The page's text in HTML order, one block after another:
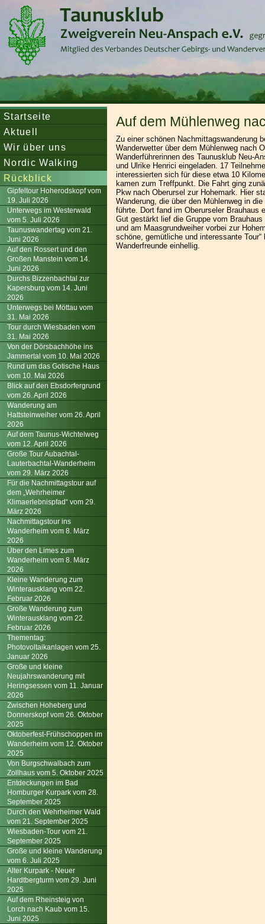
Startseite
Aktuell
Wir über uns
Nordic Walking
Rückblick
Gipfeltour Hoherodskopf vom
19. Juli 2026
Unterwegs im Westerwald
vom 5. Juli 2026
Taunuswandertag vom 21.
Juni 2026
Auf den Rossert und den
Großen Manstein vom 14.
Juni 2026
Durchs Bizzenbachtal zur
Kapersburg vom 14. Juni
2026
Unterwegs bei Möttau vom
31. Mai 2026
Tour durch Wiesbaden vom
31. Mai 2026
Von der Dörsbachhöhe ins
Jammertal vom 10. Mai 2026
Rund um das Gotische Haus
vom 10. Mai 2026
Blick auf den Ebsdorfergrund
vom 26. April 2026
Wanderung am
Hattsteinweiher vom 26. April
2026
Auf dem Taunus-Wichtelweg
vom 12. April 2026
Große Tour Aubachtal-
Lauterbachtal-Wanderheim
vom 29. März 2026
Für die Nachmittagstour auf
dem „Wehrheimer
Klimaerlebnispfad“ vom 29.
März 2026
Nachmittagstour ins
Wanderheim vom 8. März
2026
Über den Limes zum
Wanderheim vom 8. März
2026
Kleine Wanderung zum
Winterausklang vom 22.
Februar 2026
Große Wanderung zum
Winterausklang vom 22.
Februar 2026
Thementag:
Photovoltaikanlagen vom 25.
Januar 2026
Große und kleine
Neujahrswanderung mit
Heringsessen vom 11. Januar
2026
Zwischen Hoheberg und
Donnerskopf vom 26. Oktober
2025
Oktoberfest-Frühschoppen im
Wanderheim vom 12. Oktober
2025
Von Burgschwalbach zum
Zollhaus vom 5. Oktober 2025
Entdeckungen im Bad
Homburger Kurpark vom 28.
September 2025
Durch den Wehrheimer Wald
vom 21. September 2025
Wiesbaden-Tour vom 21.
September 2025
Große und kleine Wanderung
vom 6. Juli 2025
Alter Kurpark - Neuer
Hardtbergturm vom 29. Juni
2025
Auf dem Rheinsteig von
Lorch nach Kaub vom 15.
Juni 2025
Auf dem Mühlenweg
Zu einer schönen Nachmittagswanderung
Wanderwetter über dem Mühlenweg nach
Wanderführerinnen des Taunusklub Neu-
und Ulrike Henrici eingeladen. 17
interessierten sich für diese etwa 10
kamen zum Treffpunkt. Die Fahrt ging
Pkw nach Oberursel zur Hohemark. Hier
Wanderung, die über den Mühlenweg in
führte. Dort fand im Oberurseler Brauhaus
Gut gestärkt lief die Gruppe vom
und am Maasgrundweiher vorbei zur
schöne, gemütliche und interessante Tour“
Wanderfreunde einhellig.